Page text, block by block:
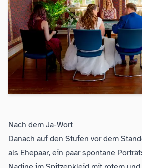
Nach dem Ja-Wort
Danach auf den Stufen vor dem
als Ehepaar, ein paar spontane